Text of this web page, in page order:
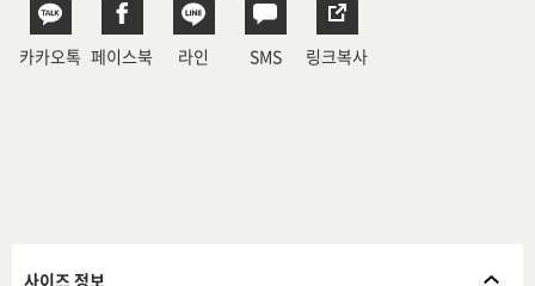
카카오톡 페이스북 라인 SMS 링크복사
사이즈 정보